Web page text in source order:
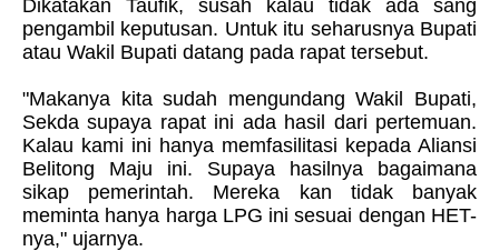
Dikatakan Taufik, susah kalau tidak ada sang
pengambil keputusan. Untuk itu seharusnya Bupati
atau Wakil Bupati datang pada rapat tersebut.
"Makanya kita sudah mengundang Wakil Bupati,
Sekda supaya rapat ini ada hasil dari pertemuan.
Kalau kami ini hanya memfasilitasi kepada Aliansi
Belitong Maju ini. Supaya hasilnya bagaimana
sikap pemerintah. Mereka kan tidak banyak
meminta hanya harga LPG ini sesuai dengan HET-
nya," ujarnya.